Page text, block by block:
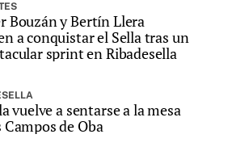
Bouzán y Bertín Llera
a conquistar el Sella tras un
sprint en Ribadesella
vuelve a sentarse a la mesa
Campos de Oba